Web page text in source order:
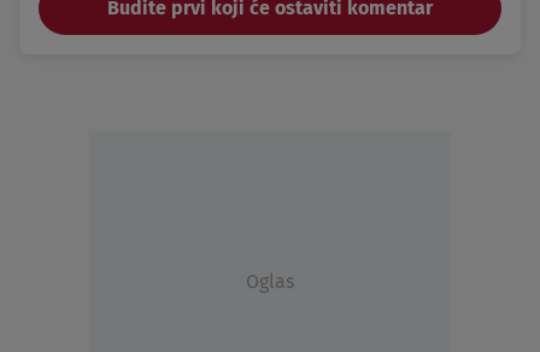
Budite prvi koji će ostaviti komentar
Oglas